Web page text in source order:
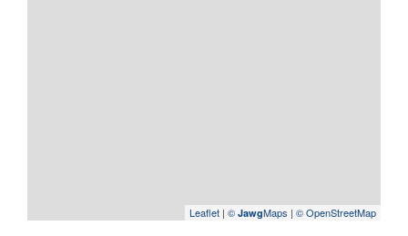
Leaflet | © JawgMaps | © OpenStreetMap